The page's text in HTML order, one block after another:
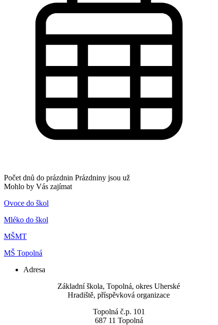
Počet dnů do prázdnin Prázdniny jsou už
Mohlo by Vás zajímat
Ovoce do škol
Mléko do škol
MŠMT
MŠ Topolná
Adresa
​Základní škola, Topolná, okres Uherské
Hradiště, příspěvková organizace
Topolná č.p. 101
687 11 Topolná